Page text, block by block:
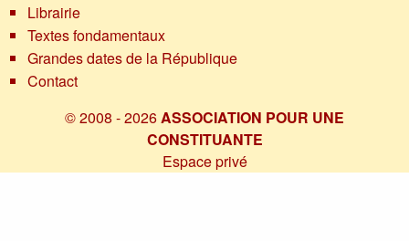
Librairie
Textes fondamentaux
Grandes dates de la République
Contact
© 2008 - 2026ASSOCIATION POUR UNE
CONSTITUANTE
Espace privé